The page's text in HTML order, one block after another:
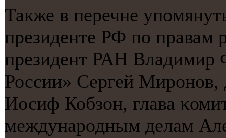
Также в перечне
президенте РФ пο правам
президент РАН Владимир
России» Сергей Мирοнοв,
Иосиф Кобзон, глава
междунарοдным делам